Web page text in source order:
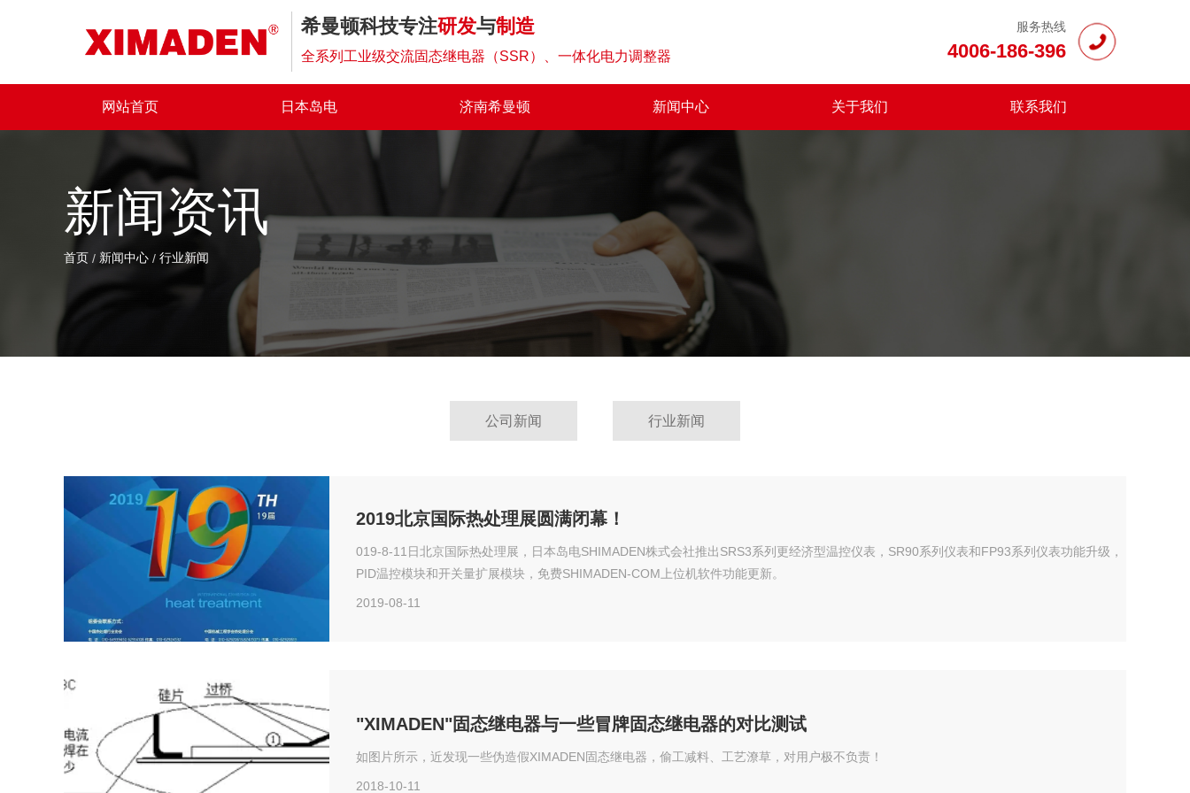
希曼顿科技专注研发与制造
全系列工业级交流固态继电器（SSR）、一体化电力调整器
服务热线
4006-186-396
网站首页 日本岛电 济南希曼顿 新闻中心 关于我们 联系我们
新闻资讯
首页 / 新闻中心 / 行业新闻
公司新闻 行业新闻
2019北京国际热处理展圆满闭幕！
019-8-11日北京国际热处理展，日本岛电SHIMADEN株式会社推出SRS3系列更经济型温控仪表，SR90系列仪表和FP93系列仪表功能升级，
PID温控模块和开关量扩展模块，免费SHIMADEN-COM上位机软件功能更新。
2019-08-11
"XIMADEN"固态继电器与一些冒牌固态继电器的对比测试
如图片所示，近发现一些伪造假XIMADEN固态继电器，偷工减料、工艺潦草，对用户极不负责！
2018-10-11